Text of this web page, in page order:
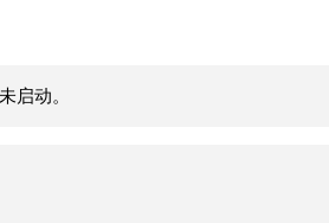
启动。